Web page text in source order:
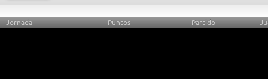
Jornada Puntos Partido